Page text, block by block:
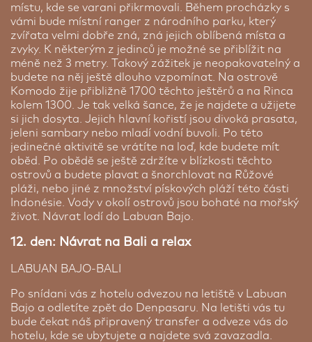
místu, kde se varani přikrmovali. Během procházky s
vámi bude místní ranger z národního parku, který
zvířata velmi dobře zná, zná jejich oblíbená místa a
zvyky. K některým z jedinců je možné se přiblížit na
méně než 3 metry. Takový zážitek je neopakovatelný a
budete na něj ještě dlouho vzpomínat. Na ostrově
Komodo žije přibližně 1700 těchto ještěrů a na Rinca
kolem 1300. Je tak velká šance, že je najdete a užijete
si jich dosyta. Jejich hlavní kořistí jsou divoká prasata,
jeleni sambary nebo mladí vodní buvoli. Po této
jedinečné aktivitě se vrátíte na loď, kde budete mít
oběd. Po obědě se ještě zdržíte v blízkosti těchto
ostrovů a budete plavat a šnorchlovat na Růžové
pláži, nebo jiné z množství pískových pláží této části
Indonésie. Vody v okolí ostrovů jsou bohaté na mořský
život. Návrat lodí do Labuan Bajo.
12. den: Návrat na Bali a relax
LABUAN BAJO-BALI
Po snídani vás z hotelu odvezou na letiště v Labuan
Bajo a odletíte zpět do Denpasaru. Na letišti vás tu
bude čekat náš připravený transfer a odveze vás do
hotelu, kde se ubytujete a najdete svá zavazadla.